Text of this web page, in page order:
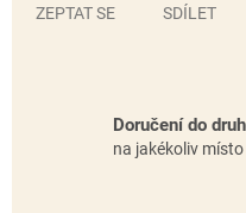
ZEPTAT SE SDÍLET
Doručení do
na jakékoliv místo